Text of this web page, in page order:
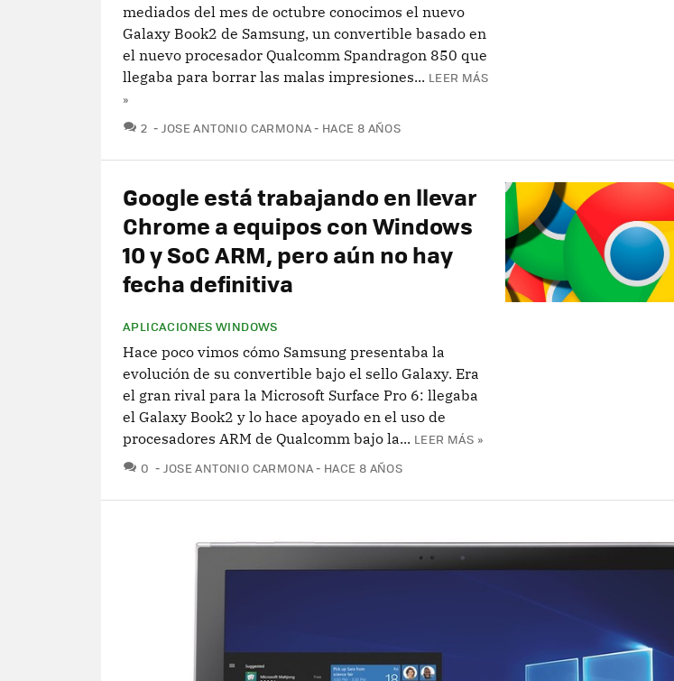
mediados del mes de octubre conocimos el nuevo
Galaxy Book2 de Samsung, un convertible basado en
el nuevo procesador Qualcomm Spandragon 850 que
llegaba para borrar las malas impresiones... LEER MÁS
»
2 COMENTARIOS
JOSE ANTONIO CARMONA HACE 8 AÑOS
Google está trabajando en llevar
Chrome a equipos con Windows
10 y SoC ARM, pero aún no hay
fecha definitiva
APLICACIONES WINDOWS
Hace poco vimos cómo Samsung presentaba la
evolución de su convertible bajo el sello Galaxy. Era
el gran rival para la Microsoft Surface Pro 6: llegaba
el Galaxy Book2 y lo hace apoyado en el uso de
procesadores ARM de Qualcomm bajo la... LEER MÁS »
0 COMENTARIOS
JOSE ANTONIO CARMONA HACE 8 AÑOS